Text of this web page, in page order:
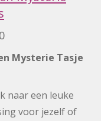
Mysterie Tasje
naar een leuke
voor jezelf of